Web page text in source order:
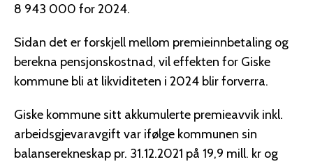
8 943 000 for 2024.
Sidan det er forskjell mellom premieinnbetaling og
berekna pensjonskostnad, vil effekten for Giske
kommune bli at likviditeten i 2024 blir forverra.
Giske kommune sitt akkumulerte premieavvik inkl.
arbeidsgjevaravgift var ifølge kommunen sin
balanserekneskap pr. 31.12.2021 på 19,9 mill. kr og